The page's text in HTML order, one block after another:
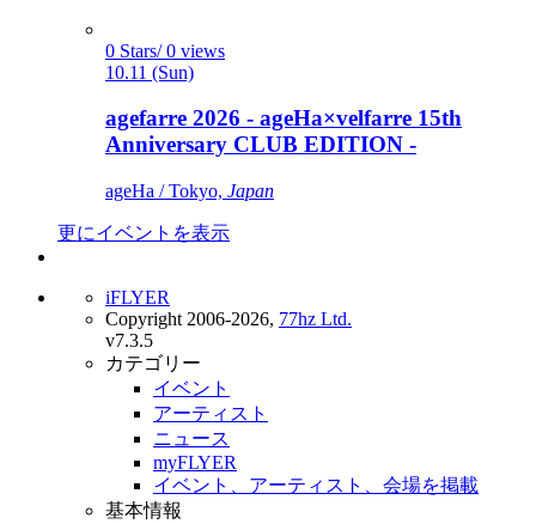
0 Stars/ 0 views
10.11 (Sun)
agefarre 2026 - ageHa×velfarre 15th
Anniversary CLUB EDITION -
ageHa / Tokyo, Japan
更にイベントを表示
iFLYER
Copyright 2006-2026, 77hz Ltd.
v7.3.5
カテゴリー
イベント
アーティスト
ニュース
myFLYER
イベント、アーティスト、会場を掲載
基本情報